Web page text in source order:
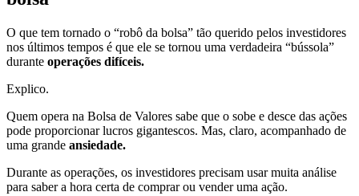
O que tem tornado o “robô da bolsa” tão querido pelos investidores
nos últimos tempos é que ele se tornou uma verdadeira “bússola”
durante operações difíceis.
Explico.
Quem opera na Bolsa de Valores sabe que o sobe e desce das ações
pode proporcionar lucros gigantescos. Mas, claro, acompanhado de
uma grande ansiedade.
Durante as operações, os investidores precisam usar muita análise
para saber a hora certa de comprar ou vender uma ação.